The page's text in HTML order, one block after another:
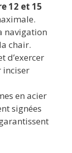
12 et 15
navigation
chair.
d’exercer
inciser
en acier
signées